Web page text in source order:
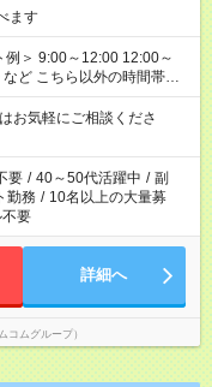
ます
間帯も
気軽にご相談くださ
要 / 40～50代活躍中 / 副
勤務 / 10名以上の大量募
要
詳細へ
コムグループ）